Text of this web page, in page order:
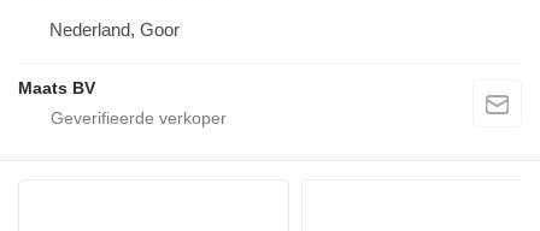
Nederland, Goor
Maats BV